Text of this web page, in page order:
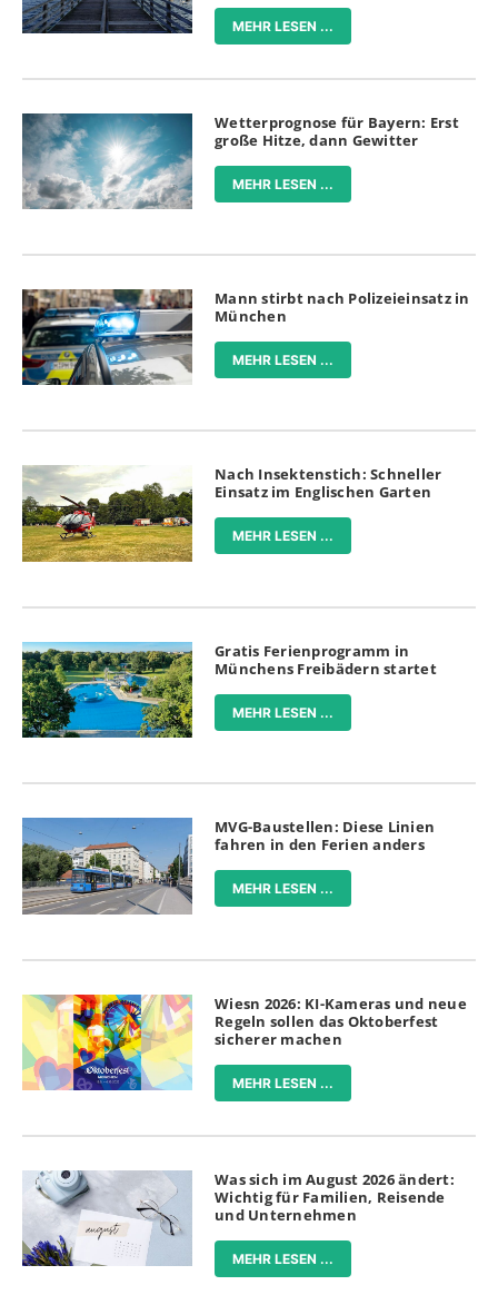
MEHR LESEN ...
Wetterprognose für Bayern: Erst
große Hitze, dann Gewitter
MEHR LESEN ...
Mann stirbt nach Polizeieinsatz in
München
MEHR LESEN ...
Nach Insektenstich: Schneller
Einsatz im Englischen Garten
MEHR LESEN ...
Gratis Ferienprogramm in
Münchens Freibädern startet
MEHR LESEN ...
MVG-Baustellen: Diese Linien
fahren in den Ferien anders
MEHR LESEN ...
Wiesn 2026: KI-Kameras und neue
Regeln sollen das Oktoberfest
sicherer machen
MEHR LESEN ...
Was sich im August 2026 ändert:
Wichtig für Familien, Reisende
und Unternehmen
MEHR LESEN ...